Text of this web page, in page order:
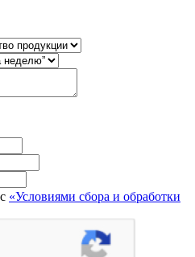
«Условиями сбора и обработки